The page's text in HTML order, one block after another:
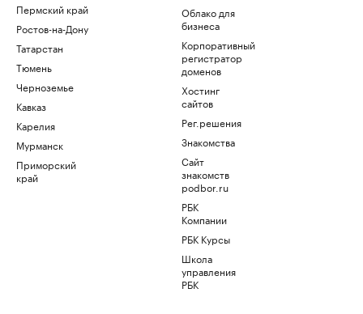
Пермский край
Ростов-на-Дону
Татарстан
Тюмень
Черноземье
Кавказ
Карелия
Мурманск
Приморский
край
Облако для
бизнеса
Корпоративный
регистратор
доменов
Хостинг
сайтов
Рег.решения
Знакомства
Сайт
знакомств
podbor.ru
РБК
Компании
РБК Курсы
Школа
управления
РБК